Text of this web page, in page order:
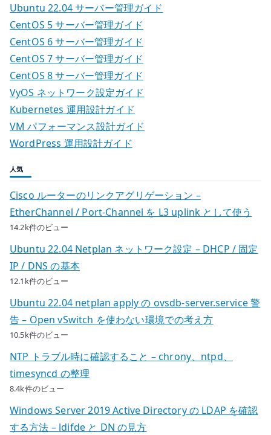
Ubuntu 22.04 サーバー管理ガイド
CentOS 5 サーバー管理ガイド
CentOS 6 サーバー管理ガイド
CentOS 7 サーバー管理ガイド
CentOS 8 サーバー管理ガイド
VyOS ネットワーク設定ガイド
Kubernetes 運用設計ガイド
VM パフォーマンス設計ガイド
WordPress 運用設計ガイド
人気
Cisco ルーターのリンクアグリゲーション –
EtherChannel / Port-Channel を L3 uplink として使う
14.2k件のビュー
Ubuntu 22.04 Netplan ネットワーク設定 – DHCP / 固定
IP / DNS の基本
12.1k件のビュー
Ubuntu 22.04 netplan apply の ovsdb-server.service 警
告 – Open vSwitch を使わない環境での考え方
10.5k件のビュー
NTP トラブル時に確認すること – chrony、ntpd、
timesyncd の整理
8.4k件のビュー
Windows Server 2019 Active Directory の LDAP を確認
する方法 – ldifde と DN の見方